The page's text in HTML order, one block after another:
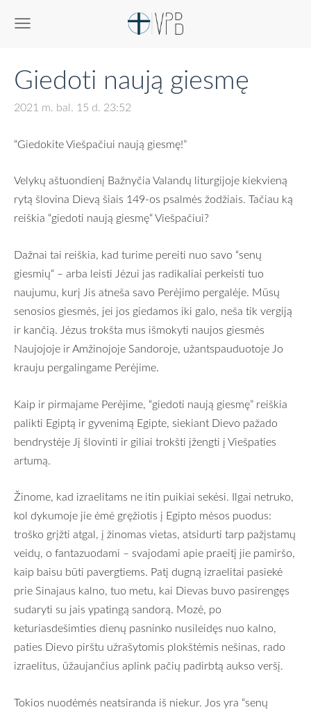
Giedoti naują giesmę
2021 m. bal. 15 d. 23:52
“Giedokite Viešpačiui naują giesmę!”
Velykų aštuondienį Bažnyčia Valandų liturgijoje kiekvieną
rytą šlovina Dievą šiais 149-os psalmės žodžiais. Tačiau ką
reiškia “giedoti naują giesmę“ Viešpačiui?
Dažnai tai reiškia, kad turime pereiti nuo savo “senų
giesmių“ – arba leisti Jėzui jas radikaliai perkeisti tuo
naujumu, kurį Jis atneša savo Perėjimo pergalėje. Mūsų
senosios giesmės, jei jos giedamos iki galo, neša tik vergiją
ir kančią. Jėzus trokšta mus išmokyti naujos giesmės
Naujojoje ir Amžinojoje Sandoroje, užantspauduotoje Jo
krauju pergalingame Perėjime.
Kaip ir pirmajame Perėjime, “giedoti naują giesmę” reiškia
palikti Egiptą ir gyvenimą Egipte, siekiant Dievo pažado
bendrystėje Jį šlovinti ir giliai trokšti įžengti į Viešpaties
artumą.
Žinome, kad izraelitams ne itin puikiai sekėsi. Ilgai netruko,
kol dykumoje jie ėmė gręžiotis į Egipto mėsos puodus:
troško grįžti atgal, į žinomas vietas, atsidurti tarp pažįstamų
veidų, o fantazuodami – svajodami apie praeitį jie pamiršo,
kaip baisu būti pavergtiems. Patį dugną izraelitai pasiekė
prie Sinajaus kalno, tuo metu, kai Dievas buvo pasirengęs
sudaryti su jais ypatingą sandorą. Mozė, po
keturiasdešimties dienų pasninko nusileidęs nuo kalno,
paties Dievo pirštu užrašytomis plokštėmis nešinas, rado
izraelitus, ūžaujančius aplink pačių padirbtą aukso veršį.
Tokios nuodėmės neatsiranda iš niekur. Jos yra “senų